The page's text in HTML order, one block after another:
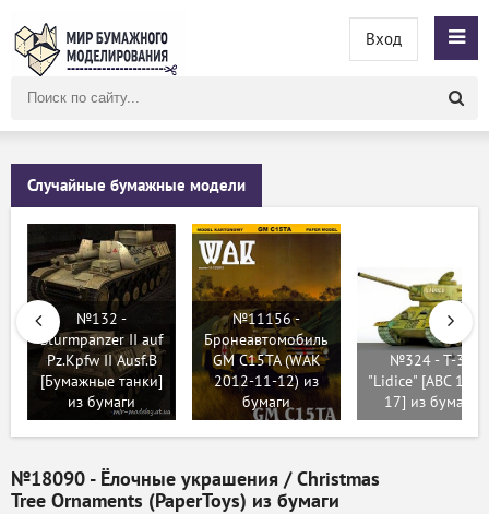
сайту
Вход
Случайные бумажные модели
№132 -
Sturmpanzer II auf
Pz.Kpfw II Ausf.B
[Бумажные танки]
из бумаги
№11156 -
Бронеавтомобиль
GM C15TA (WAK
2012-11-12) из
бумаги
№324 - T-34
"Lidice" [ABC
17] из бумаги
№18090 - Ёлочные украшения / Christmas
Tree Ornaments (PaperToys) из бумаги